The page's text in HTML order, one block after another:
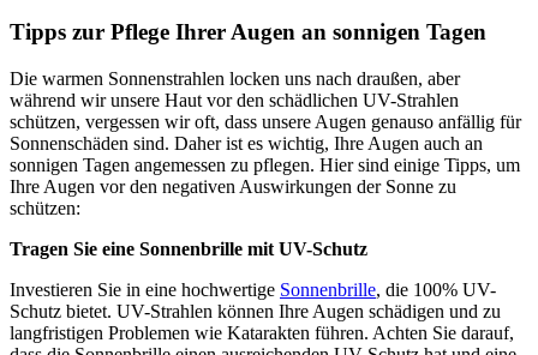
Tipps zur Pflege Ihrer Augen an sonnigen Tagen
Die warmen Sonnenstrahlen locken uns nach draußen, aber
während wir unsere Haut vor den schädlichen UV-Strahlen
schützen, vergessen wir oft, dass unsere Augen genauso anfällig für
Sonnenschäden sind. Daher ist es wichtig, Ihre Augen auch an
sonnigen Tagen angemessen zu pflegen. Hier sind einige Tipps, um
Ihre Augen vor den negativen Auswirkungen der Sonne zu
schützen:
Tragen Sie eine Sonnenbrille mit UV-Schutz
Investieren Sie in eine hochwertige Sonnenbrille, die 100% UV-
Schutz bietet. UV-Strahlen können Ihre Augen schädigen und zu
langfristigen Problemen wie Katarakten führen. Achten Sie darauf,